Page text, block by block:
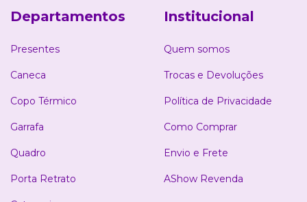
Departamentos
Presentes
Caneca
Copo Térmico
Garrafa
Quadro
Porta Retrato
Institucional
Quem somos
Trocas e Devoluções
Política de Privacidade
Como Comprar
Envio e Frete
AShow Revenda